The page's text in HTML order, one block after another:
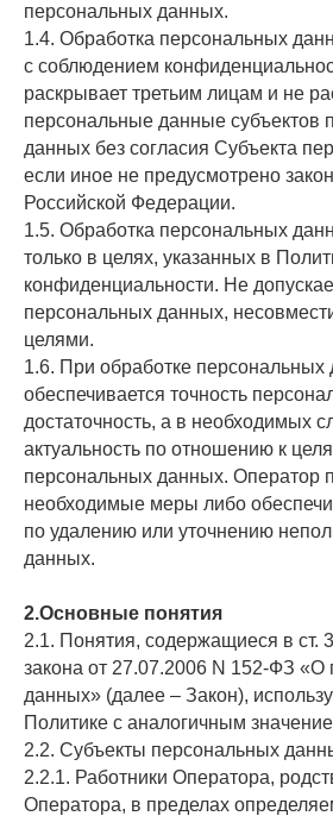
персональных данных.
1.4. Обработка персональных
с соблюдением
раскрывает третьим лицам и не
персональные данные субъектов
данных без согласия Субъекта
если иное не предусмотрено
Российской Федерации.
1.5. Обработка персональных
только в целях, указанных в
конфиденциальности. Не
персональных данных,
целями.
1.6. При обработке персональных
обеспечивается точность
достаточность, а в необходимых
актуальность по отношению к
персональных данных. Оператор
необходимые меры либо
по удалению или уточнению
данных.
2.Основные понятия
2.1. Понятия, содержащиеся в ст.
закона от 27.07.2006 N 152-ФЗ «О
данных» (далее – Закон),
Политике с аналогичным
2.2. Субъекты персональных
2.2.1. Работники Оператора,
Оператора, в пределах